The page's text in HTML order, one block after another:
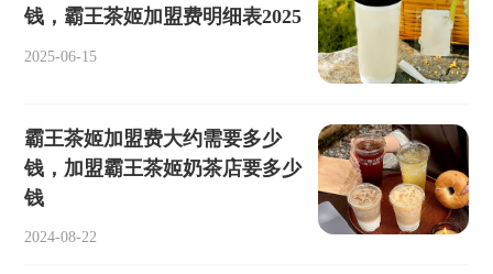
钱，霸王茶姬加盟费明细表2025
2025-06-15
霸王茶姬加盟费大约需要多少
钱，加盟霸王茶姬奶茶店要多少
钱
2024-08-22